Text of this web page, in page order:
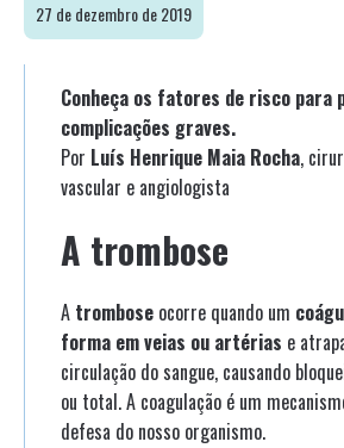
27 de dezembro de 2019
Conheça os fatores de risco para
complicações graves.
Por Luís Henrique Maia Rocha,
vascular e angiologista
A trombose
A trombose ocorre quando um
forma em veias ou artérias e
circulação do sangue, causando
ou total. A coagulação é um
defesa do nosso organismo.